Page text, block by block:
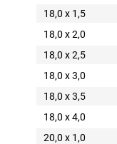
18,0 x 1,5
18,0 x 2,0
18,0 x 2,5
18,0 x 3,0
18,0 x 3,5
18,0 x 4,0
20,0 x 1,0